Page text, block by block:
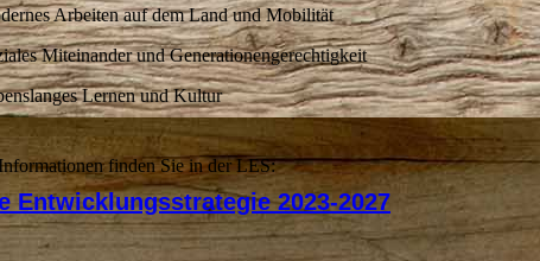
Arbeiten auf dem Land und Mobilität
Miteinander und Generationengerechtigkeit
Lernen und Kultur
finden Sie in der LES:
Entwicklungsstrategie 2023-2027